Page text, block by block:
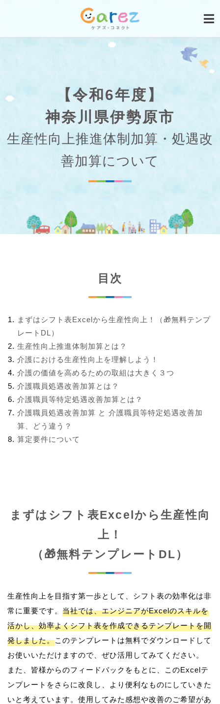
【令和6年度】
神奈川県伊勢原市
生産性向上推進体制加算・処遇改
善加算について
目次
まずはシフト表Excelから生産性向上！（🎁無料テンプ
レートDL）
生産性向上推進体制加算とは？
介護における生産性向上を理解しよう！
介護の価値を高めるための取組は大きく３つ
介護職員処遇改善加算とは？
介護職員等特定処遇改善加算とは？
介護職員処遇改善加算 と 介護職員等特定処遇改善加
算、どう違う？
算定要件について
まずはシフト表Excelから生産性向
上！
（🎁無料テンプレートDL）
生産性向上を目指す第一歩として、シフト表の効率化は非
常に重要です。 当社では、エンジニアがExcelのスキルを
活かし、効率よくシフト表を作成できるテンプレートを開
発しました。このテンプレートは無料でダウンロードして
お使いいただけますので、ぜひ活用してみてください。
また、皆様からのフィードバックをもとに、このExcelテ
ンプレートをさらに改良し、より便利なものにしていきた
いと考えています。使用してみた感想や改善のご希望があ